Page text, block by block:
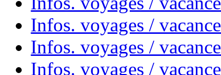
Infos. voyages /
Infos. voyages /
Infos. voyages /